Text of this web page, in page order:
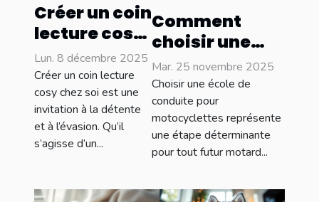
Créer un coin
lecture cosy
: idées et
inspirations
Lun. 8 décembre 2025
Créer un coin lecture
cosy chez soi est une
invitation à la détente
et à l’évasion. Qu’il
s’agisse d’un...
Comment
choisir une
école de
conduite pour
motocyclettes
: conseils clés
Mar. 25 novembre 2025
Choisir une école de
conduite pour
motocyclettes représente
une étape déterminante
pour tout futur motard...